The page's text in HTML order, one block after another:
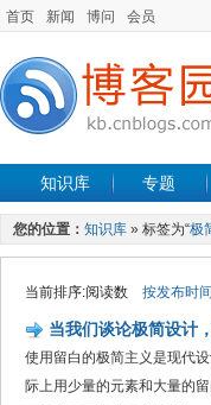
首页 新闻 博问 会员
知识库 专题
您的位置： 知识库 » 标签为“极
当前排序:阅读数 按发布时间
当我们谈论极简设计
使用留白的极简主义是现代
际上用少量的元素和大量的